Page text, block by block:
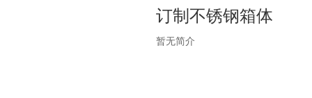
订制不锈钢箱体
暂无简介